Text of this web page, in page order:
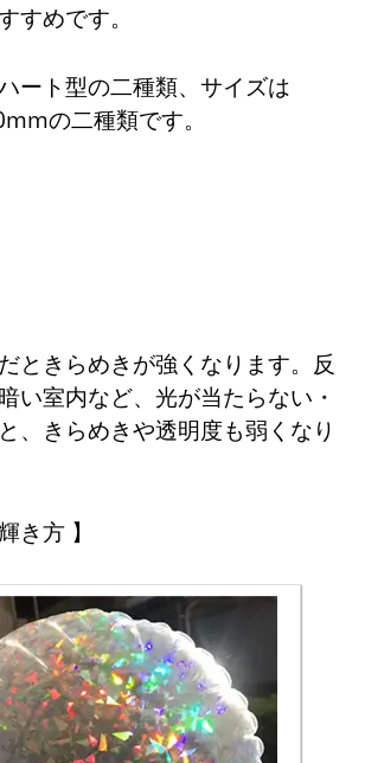
すめです。
ート型の二種類、サイズは
の二種類です。
ときらめきが強くなります。反
い室内など、光が当たらない・
、きらめきや透明度も弱くなり
き方